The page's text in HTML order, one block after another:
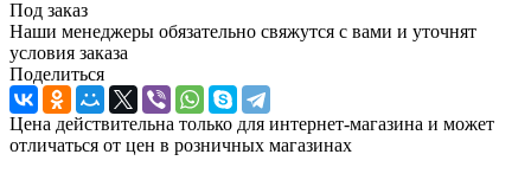
Под заказ
Наши менеджеры обязательно свяжутся с вами и уточнят
условия заказа
Поделиться
Цена действительна только для интернет-магазина и может
отличаться от цен в розничных магазинах